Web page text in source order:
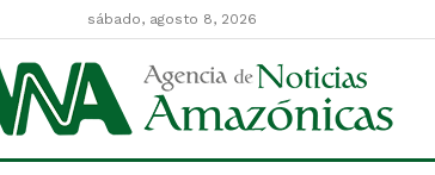
sábado, agosto 8, 2026